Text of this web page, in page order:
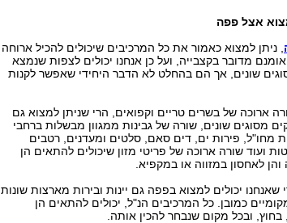
אצל פפה
, ניתן למצוא כאמור את כל המרכיבים שיכולים להכיל ארוחה
מדובר בקצבייה, ועל כן אנחנו יכולים לצפות שנמצא
שונים, אך הם בהחלט לא הדבר היחידי שאפשר לקנות
ארוכה של בשרים טריים וקפואים, הרי שניתן למצוא גם
מסוגים שונים, שורה של גבינות ממגוון מבשלות ברחבי
מחו"ל, פירות ים, דים סאם, סלטים ומעדנים, רטבים
ועוד שורה ארוכה של פריטי מזון שיכולים להתאים הן
לאחסון במזווה או במקפיא.
שאנחנו יכולים למצוא בפפה גם יינות ובירות מארצות שונות,
כמובן. כל המרכיבים הנ"ל, יכולים להתאים הן
ובכל מקום שנבחר להכין אותה.